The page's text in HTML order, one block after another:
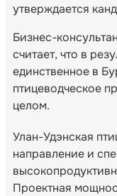
утверждается
Бизнес-
считает, что в
единственное в
птицеводческое
целом.
Улан-Удэнская
направление и
Проектная